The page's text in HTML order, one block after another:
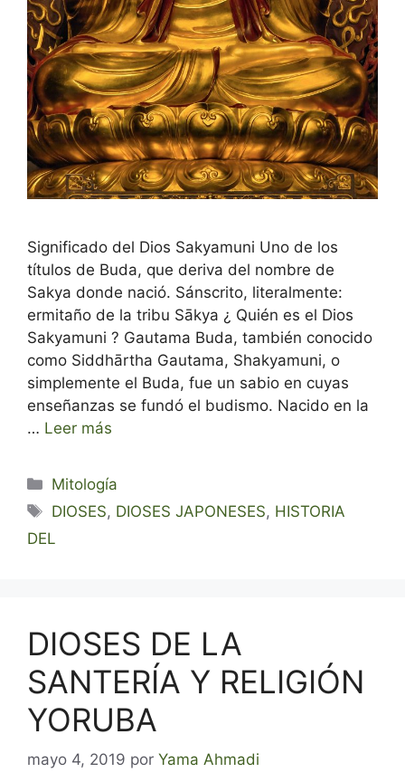
Significado del Dios Sakyamuni Uno de los
títulos de Buda, que deriva del nombre de
Sakya donde nació. Sánscrito, literalmente:
ermitaño de la tribu Sākya ¿ Quién es el Dios
Sakyamuni ? Gautama Buda, también conocido
como Siddhārtha Gautama, Shakyamuni, o
simplemente el Buda, fue un sabio en cuyas
enseñanzas se fundó el budismo. Nacido en la
… Leer más
Categorías
Mitología
Etiquetas
DIOSES, DIOSES JAPONESES, HISTORIA
DEL
DIOSES DE LA
SANTERÍA Y RELIGIÓN
YORUBA
mayo 4, 2019 por Yama Ahmadi